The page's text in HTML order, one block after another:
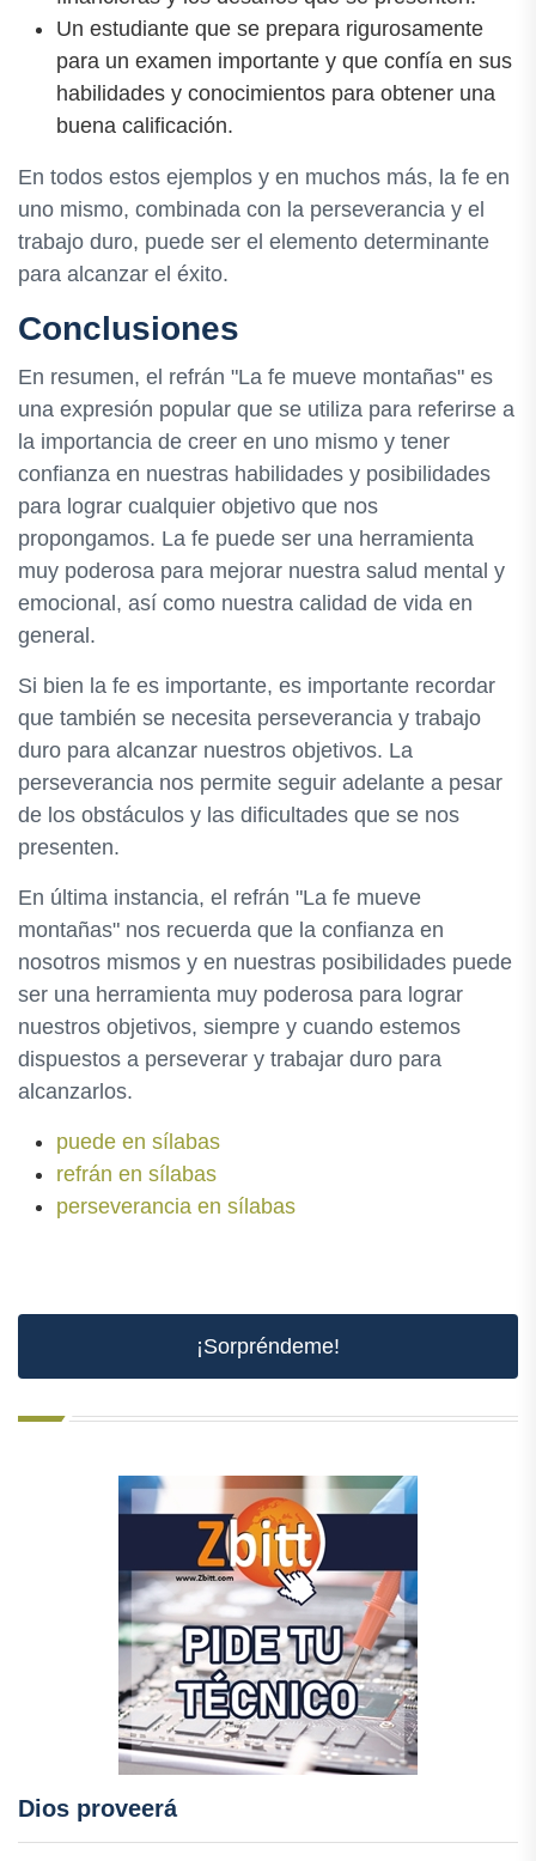
Un estudiante que se prepara rigurosamente
para un examen importante y que confía en sus
habilidades y conocimientos para obtener una
buena calificación.
En todos estos ejemplos y en muchos más, la fe en
uno mismo, combinada con la perseverancia y el
trabajo duro, puede ser el elemento determinante
para alcanzar el éxito.
Conclusiones
En resumen, el refrán "La fe mueve montañas" es
una expresión popular que se utiliza para referirse a
la importancia de creer en uno mismo y tener
confianza en nuestras habilidades y posibilidades
para lograr cualquier objetivo que nos
propongamos. La fe puede ser una herramienta
muy poderosa para mejorar nuestra salud mental y
emocional, así como nuestra calidad de vida en
general.
Si bien la fe es importante, es importante recordar
que también se necesita perseverancia y trabajo
duro para alcanzar nuestros objetivos. La
perseverancia nos permite seguir adelante a pesar
de los obstáculos y las dificultades que se nos
presenten.
En última instancia, el refrán "La fe mueve
montañas" nos recuerda que la confianza en
nosotros mismos y en nuestras posibilidades puede
ser una herramienta muy poderosa para lograr
nuestros objetivos, siempre y cuando estemos
dispuestos a perseverar y trabajar duro para
alcanzarlos.
puede en sílabas
refrán en sílabas
perseverancia en sílabas
¡Sorpréndeme!
Dios proveerá